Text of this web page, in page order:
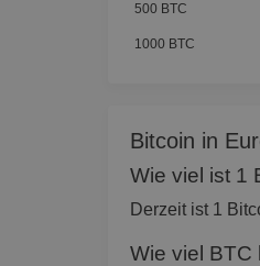
500 BTC
1000 BTC
Bitcoin in
Wie viel ist 1
Derzeit ist 1
Wie viel BTC